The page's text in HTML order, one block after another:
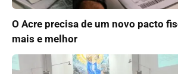
O Acre precisa de um novo pacto
mais e melhor